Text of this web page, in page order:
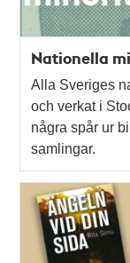
Nationella
Alla Sveriges
och verkat i
några spår ur
samlingar.